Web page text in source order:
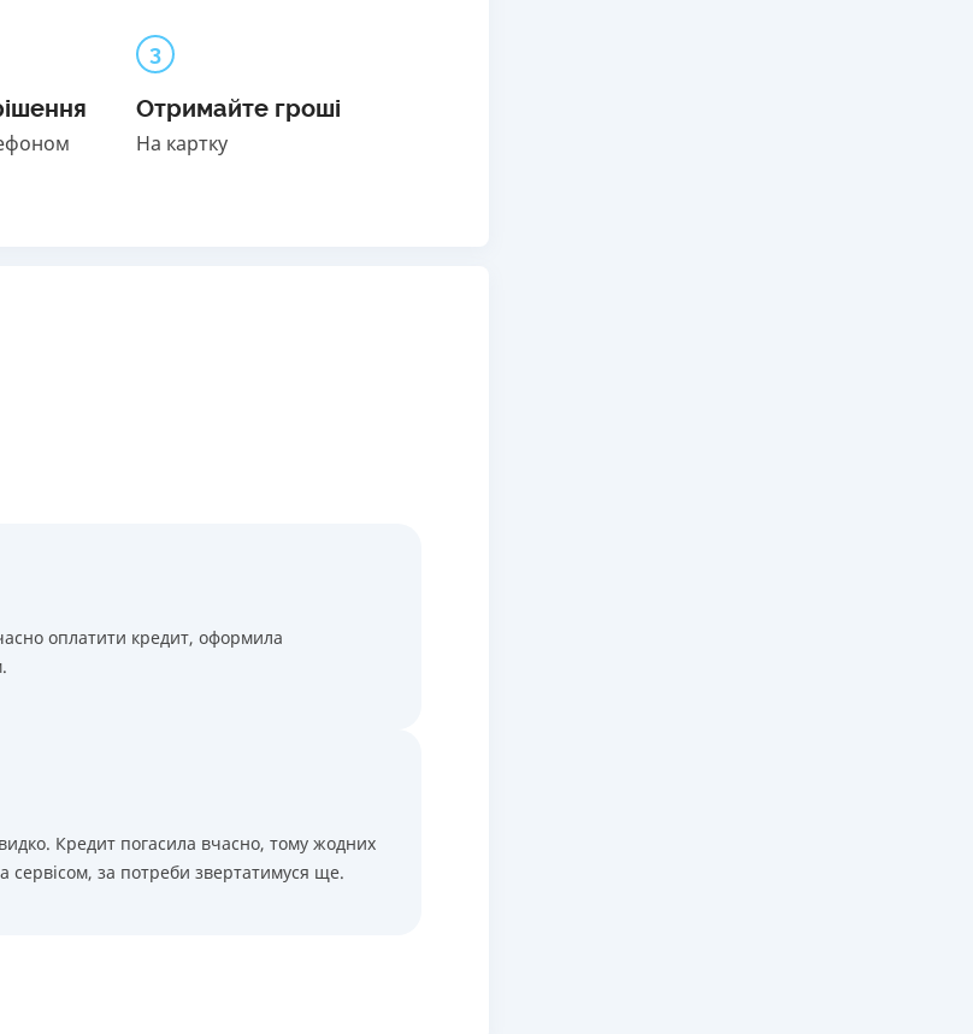
3
Отримайте гроші
На картку
оплатити кредит, оформила
Кредит погасила вчасно, тому жодних
сервісом, за потреби звертатимуся ще.